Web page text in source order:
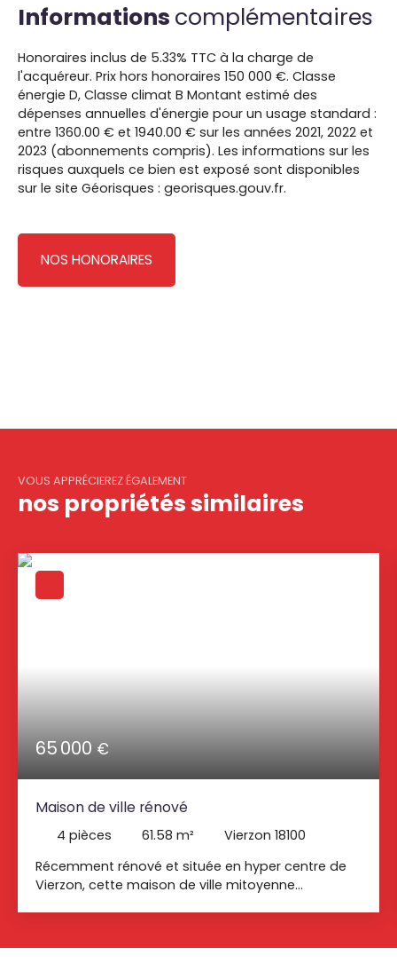
Informations complémentaires
Honoraires inclus de 5.33% TTC à la charge de
l'acquéreur. Prix hors honoraires 150 000 €. Classe
énergie D, Classe climat B Montant estimé des
dépenses annuelles d'énergie pour un usage standard :
entre 1360.00 € et 1940.00 € sur les années 2021, 2022 et
2023 (abonnements compris). Les informations sur les
risques auxquels ce bien est exposé sont disponibles
sur le site Géorisques : georisques.gouv.fr.
NOS HONORAIRES
VOUS APPRÉCIEREZ ÉGALEMENT
nos propriétés similaires
65 000 €
Maison de ville rénové
4 pièces 61.58 m²
Vierzon 18100
Récemment rénové et située en hyper centre de
Vierzon, cette maison de ville mitoyenne